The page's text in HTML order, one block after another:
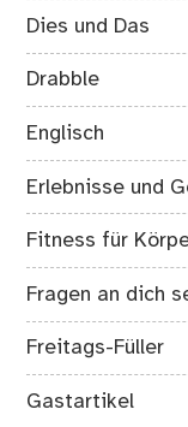
Dies und Das
Drabble
Englisch
Erlebnisse und
Fitness für
Fragen an dich
Freitags-Füller
Gastartikel